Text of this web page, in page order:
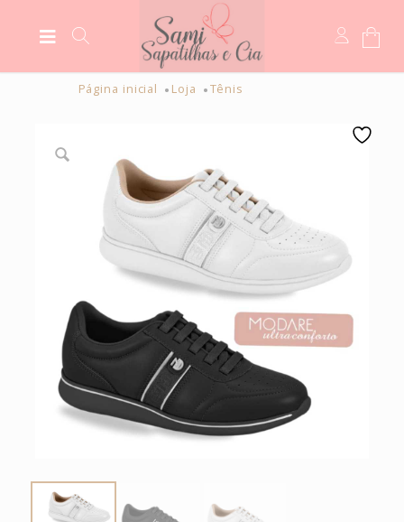
Página inicial Loja Tênis